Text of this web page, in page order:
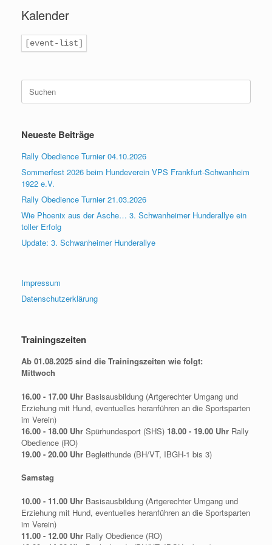
Kalender
[event-list]
Suchen
nach:
Neueste Beiträge
Rally Obedience Turnier 04.10.2026
Sommerfest 2026 beim Hundeverein VPS Frankfurt-Schwanheim
1922 e.V.
Rally Obedience Turnier 21.03.2026
Wie Phoenix aus der Asche… 3. Schwanheimer Hunderallye ein
toller Erfolg
Update: 3. Schwanheimer Hunderallye
Impressum
Datenschutzerklärung
Trainingszeiten
Ab 01.08.2025 sind die Trainingszeiten wie folgt:
Mittwoch
16.00 - 17.00 Uhr Basisausbildung (Artgerechter Umgang und
Erziehung mit Hund, eventuelles heranführen an die Sportsparten
im Verein)
16.00 - 18.00 Uhr Spürhundesport (SHS) 18.00 - 19.00 Uhr Rally
Obedience (RO)
19.00 - 20.00 Uhr Begleithunde (BH/VT, IBGH-1 bis 3)
Samstag
10.00 - 11.00 Uhr Basisausbildung (Artgerechter Umgang und
Erziehung mit Hund, eventuelles heranführen an die Sportsparten
im Verein)
11.00 - 12.00 Uhr Rally Obedience (RO)